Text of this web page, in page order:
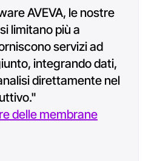
AVEVA, le nostre
limitano più a
servizi ad
integrando dati,
direttamente nel
delle membrane
mirate per
la redditività e
dell'impianto."
diventano
connessi
Axens